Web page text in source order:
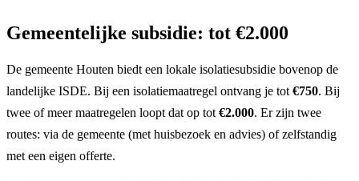
Gemeentelijke subsidie: tot €2.000
De gemeente Houten biedt een lokale isolatiesubsidie bovenop de
landelijke ISDE. Bij een isolatiemaatregel ontvang je tot €750. Bij
twee of meer maatregelen loopt dat op tot €2.000. Er zijn twee
routes: via de gemeente (met huisbezoek en advies) of zelfstandig
met een eigen offerte.